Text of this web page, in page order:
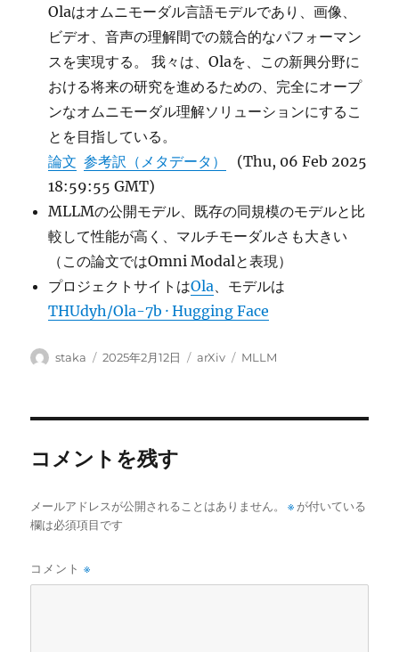
Olaはオムニモーダル言語モデルであり、画像、
ビデオ、音声の理解間での競合的なパフォーマン
スを実現する。 我々は、Olaを、この新興分野に
おける将来の研究を進めるための、完全にオープ
ンなオムニモーダル理解ソリューションにするこ
とを目指している。
論文 参考訳（メタデータ）
(Thu, 06 Feb 2025
18:59:55 GMT)
MLLMの公開モデル、既存の同規模のモデルと比
較して性能が高く、マルチモーダルさも大きい
（この論文ではOmni Modalと表現）
プロジェクトサイトはOla、モデルは
THUdyh/Ola-7b · Hugging Face
投
staka
投
2025年2月12日
カ
arXiv
タ
MLLM
コメントを残す
メールアドレスが公開されることはありません。 ※ が付いている
欄は必須項目です
コメント※